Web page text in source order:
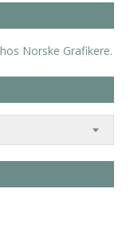
Norske Grafikere.